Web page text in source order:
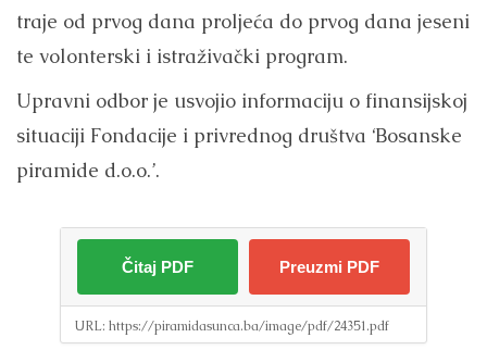
traje od prvog dana proljeća do prvog dana jeseni
te volonterski i istraživački program.
Upravni odbor je usvojio informaciju o finansijskoj
situaciji Fondacije i privrednog društva ‘Bosanske
piramide d.o.o.’.
Čitaj PDF Preuzmi PDF
URL: https://piramidasunca.ba/image/pdf/24351.pdf